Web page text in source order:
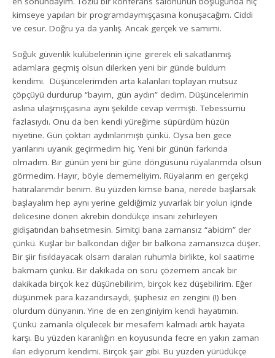
kimseye yapılan bir programdaymışçasına konuşacağım. Ciddi
ve cesur. Doğru ya da yanlış. Ancak gerçek ve samimi.
Soğuk güvenlik kulübelerinin içine girerek eli sakatlanmış
adamlara geçmiş olsun dilerken yeni bir günde buldum
kendimi. Düşüncelerimden arta kalanları toplayan mutsuz
çöpçüyü durdurup “bayım, gün aydın” dedim. Düşüncelerimin
aslına ulaşmışçasına aynı şekilde cevap vermişti. Tebessümü
fazlasıydı. Onu da ben kendi yüreğime süpürdüm hüzün
niyetine. Gün çoktan aydınlanmıştı çünkü. Oysa ben gece
yarılarını uyanık geçirmedim hiç. Yeni bir günün farkında
olmadım. Bir günün yeni bir güne döngüsünü rüyalarımda olsun
görmedim. Hayır, böyle dememeliyim. Rüyalarım en gerçekçi
hatıralarımdır benim. Bu yüzden kimse bana, nerede başlarsak
başlayalım hep aynı yerine geldiğimiz yuvarlak bir yolun içinde
delicesine dönen akrebin döndükçe insanı zehirleyen
gidişatından bahsetmesin. Simitçi bana zamansız “abicim” der
çünkü. Kuşlar bir balkondan diğer bir balkona zamansızca düşer.
Bir şiir fısıldayacak olsam daralan ruhumla birlikte, kol saatime
bakmam çünkü. Bir dakikada on soru çözemem ancak bir
dakikada birçok kez düşünebilirim, birçok kez düşebilirim. Eğer
düşünmek para kazandırsaydı, şüphesiz en zengini (!) ben
olurdum dünyanın. Yine de en zenginiyim kendi hayatımın.
Çünkü zamanla ölçülecek bir mesafem kalmadı artık hayata
karşı. Bu yüzden karanlığın en koyusunda fecre en yakın zaman
ilan ediyorum kendimi. Birçok şair gibi. Bu yüzden yürüdükçe